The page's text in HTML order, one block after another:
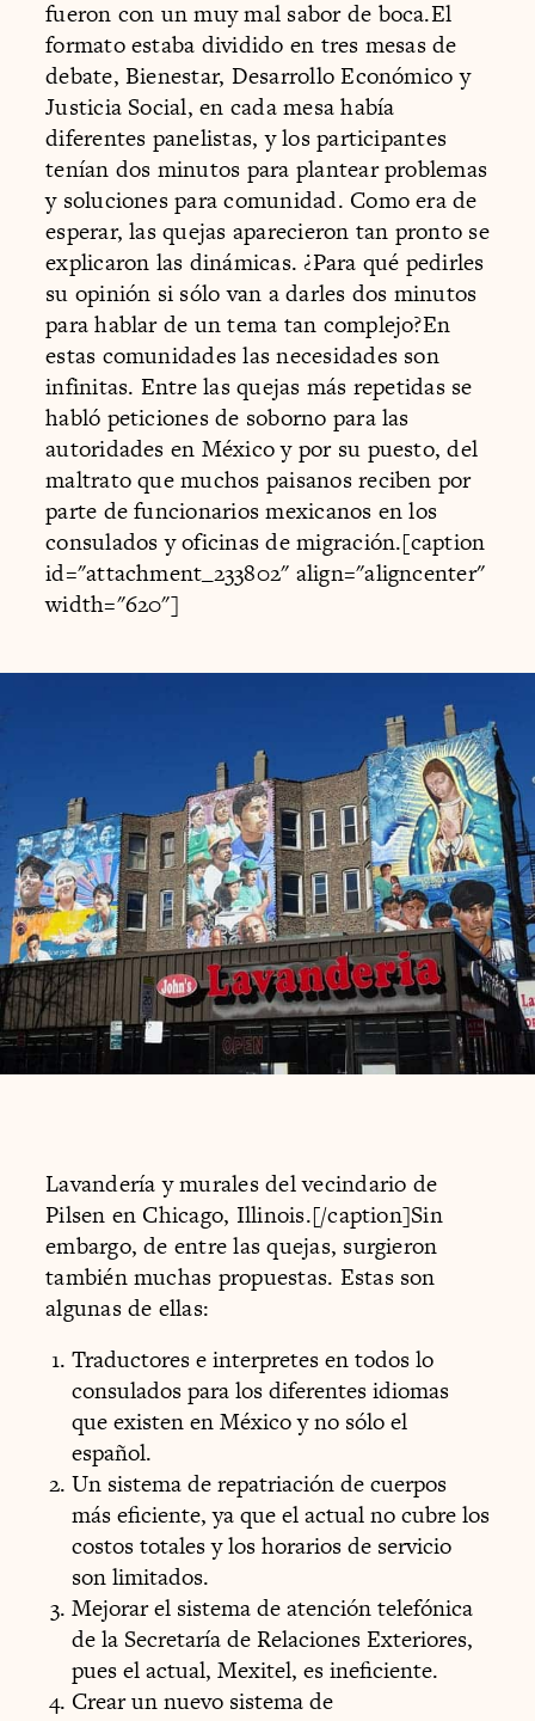
fueron con un muy mal sabor de boca.El
formato estaba dividido en tres mesas de
debate, Bienestar, Desarrollo Económico y
Justicia Social, en cada mesa había
diferentes panelistas, y los participantes
tenían dos minutos para plantear problemas
y soluciones para comunidad. Como era de
esperar, las quejas aparecieron tan pronto se
explicaron las dinámicas. ¿Para qué pedirles
su opinión si sólo van a darles dos minutos
para hablar de un tema tan complejo?En
estas comunidades las necesidades son
infinitas. Entre las quejas más repetidas se
habló peticiones de soborno para las
autoridades en México y por su puesto, del
maltrato que muchos paisanos reciben por
parte de funcionarios mexicanos en los
consulados y oficinas de migración.[caption
id="attachment_233802" align="aligncenter"
width="620"]
Lavandería y murales del vecindario de
Pilsen en Chicago, Illinois.[/caption]Sin
embargo, de entre las quejas, surgieron
también muchas propuestas. Estas son
algunas de ellas:
Traductores e interpretes en todos lo
consulados para los diferentes idiomas
que existen en México y no sólo el
español.
Un sistema de repatriación de cuerpos
más eficiente, ya que el actual no cubre los
costos totales y los horarios de servicio
son limitados.
Mejorar el sistema de atención telefónica
de la Secretaría de Relaciones Exteriores,
pues el actual, Mexitel, es ineficiente.
Crear un nuevo sistema de